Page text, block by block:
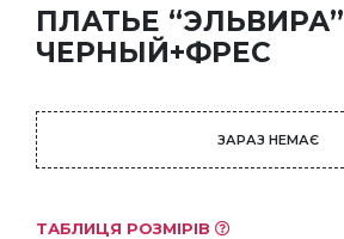
ПЛАТЬЕ “ЭЛЬВИРА”
ЧЕРНЫЙ+ФРЕС
ЗАРАЗ НЕМАЄ
ТАБЛИЦЯ РОЗМІРІВ